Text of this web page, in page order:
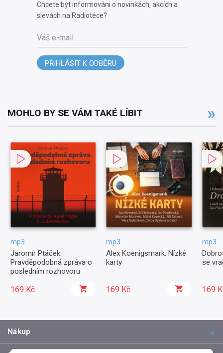
Chcete být informováni o novinkách, akcích a
slevách na Radiotéce?
Váš e-mail
PŘIHLÁSIT K ODBĚRU
MOHLO BY SE VÁM TAKÉ LÍBIT
mp3
Jaromír Ptáček:
Pravděpodobná zpráva o
posledním rozhovoru
169 Kč
mp3
Alex Koenigsmark: Nízké
karty
169 Kč
mp3
se
169
Nákup